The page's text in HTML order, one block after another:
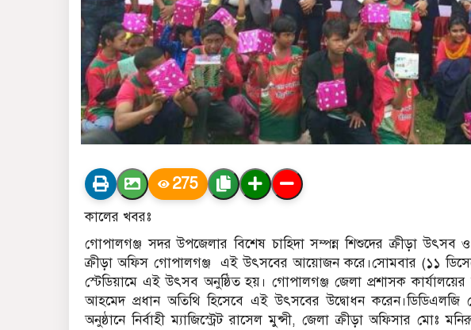
275
কালের খবরঃ
গোপালগঞ্জ সদর উপজেলার বিশেষ চাহিদা সম্পন্ন শিশুদের ক্রীড়া উৎসব
ক্রীড়া অফিস গোপালগঞ্জ এই উৎসবের আয়োজন করে।সোমবার (১১
স্টেডিয়ামে এই উৎসব অনুষ্ঠিত হয়। গোপালগঞ্জ জেলা প্রশাসক
আহমেদ প্রধান অতিথি হিসেবে এই উৎসবের উদ্বোধন
অনুষ্ঠানে নির্বাহী ম্যাজিস্ট্রেট রাসেল মুন্সী, জেলা ক্রীড়া অফিসার মোঃ